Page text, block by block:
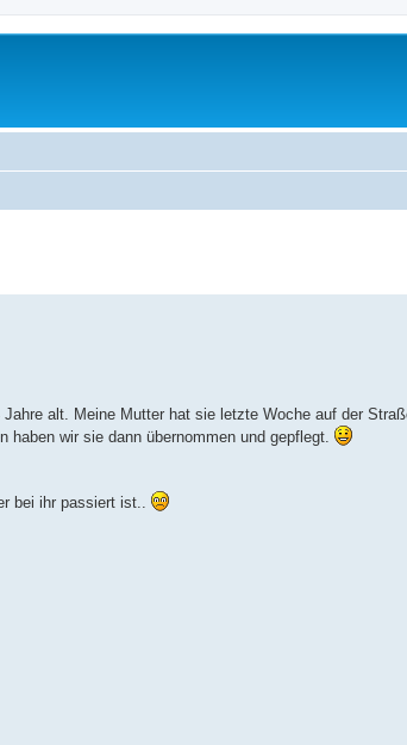
alt. Meine Mutter hat sie letzte Woche auf der
haben wir sie dann übernommen und gepflegt.
bei ihr passiert ist..